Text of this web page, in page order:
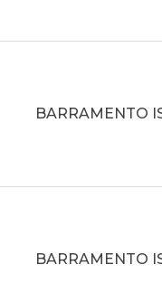
BARRAMENTO
BARRAMENTO